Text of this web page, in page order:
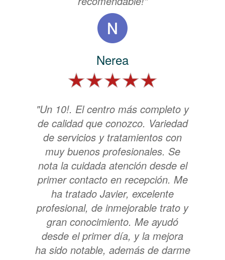
Nerea
"Un 10!. El centro más completo y
de calidad que conozco. Variedad
de servicios y tratamientos con
muy buenos profesionales. Se
nota la cuidada atención desde el
primer contacto en recepción. Me
ha tratado Javier, excelente
profesional, de inmejorable trato y
gran conocimiento. Me ayudó
desde el primer día, y la mejora
ha sido notable, además de darme